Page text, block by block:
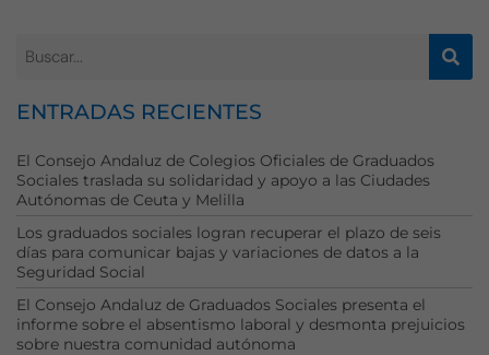
ENTRADAS RECIENTES
El Consejo Andaluz de Colegios Oficiales de Graduados
Sociales traslada su solidaridad y apoyo a las Ciudades
Autónomas de Ceuta y Melilla
Los graduados sociales logran recuperar el plazo de seis
días para comunicar bajas y variaciones de datos a la
Seguridad Social
El Consejo Andaluz de Graduados Sociales presenta el
informe sobre el absentismo laboral y desmonta prejuicios
sobre nuestra comunidad autónoma